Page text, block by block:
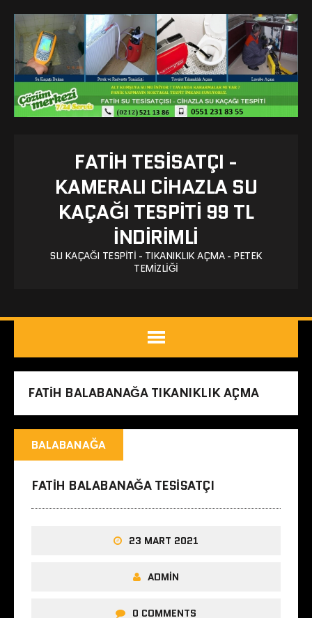
FATIH TESISATÇI -
KAMERALI CIHAZLA SU
KAÇAĞI TESPITI 99 TL
İNDİRİMLİ
SU KAÇAĞI TESPITI - TIKANIKLIK AÇMA - PETEK
TEMIZLIĞI
FATIH BALABANAĞA TIKANIKLIK AÇMA
BALABANAĞA
FATIH BALABANAĞA TESISATÇI
23 MART 2021
ADMIN
0 COMMENTS